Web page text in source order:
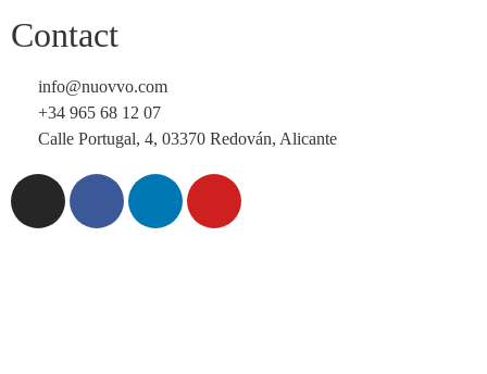
Contact
info@nuovvo.com
+34 965 68 12 07
Calle Portugal, 4, 03370 Redován, Alicante